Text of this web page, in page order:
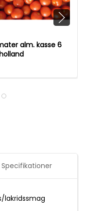
alm. kasse 6
Specifikationer
lakridssmag